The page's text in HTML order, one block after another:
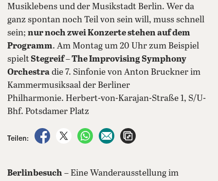
Musiklebens und der Musikstadt Berlin. Wer da
ganz spontan noch Teil von sein will, muss schnell
sein; nur noch zwei Konzerte stehen auf dem
Programm. Am Montag um 20 Uhr zum Beispiel
spielt Stegreif – The Improvising Symphony
Orchestra die 7. Sinfonie von Anton Bruckner im
Kammermusiksaal der Berliner
Philharmonie. Herbert-von-Karajan-Straße 1, S/U-
Bhf. Potsdamer Platz
Teilen:
auf Facebook teilen
auf X teilenper WhatsApp teilen
per E-Mail teilen
Berlinbesuch – Eine Wanderausstellung im